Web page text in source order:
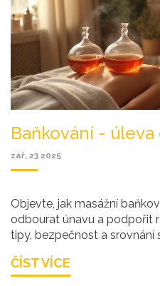
Baňkování -
zář, 23 2025
Objevte, jak masážní
odbourat únavu a podpořit
tipy, bezpečnost a srovnání
ČÍST VÍCE